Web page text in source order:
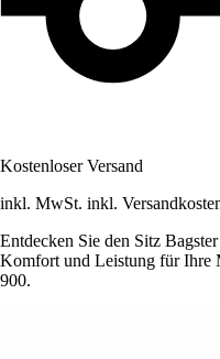
Kostenloser Versand
inkl. MwSt. inkl.
Entdecken Sie den Sitz
Komfort und Leistung für Ihre
900.